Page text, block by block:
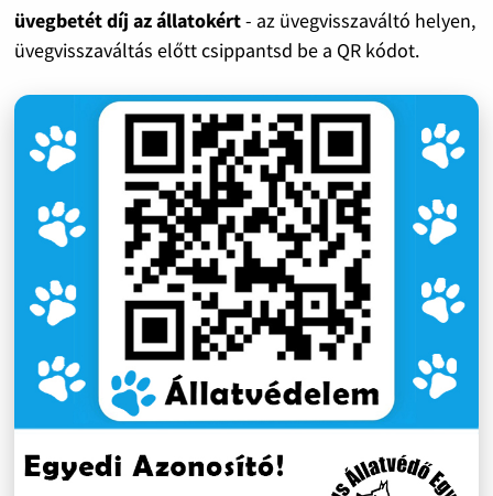
üvegbetét díj az állatokért- az üvegvisszaváltó helyen,
üvegvisszaváltás előtt csippantsd be a QR kódot.